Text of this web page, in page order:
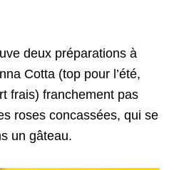
deux préparations à
Cotta (top pour l’été,
frais) franchement pas
roses concassées, qui se
un gâteau.